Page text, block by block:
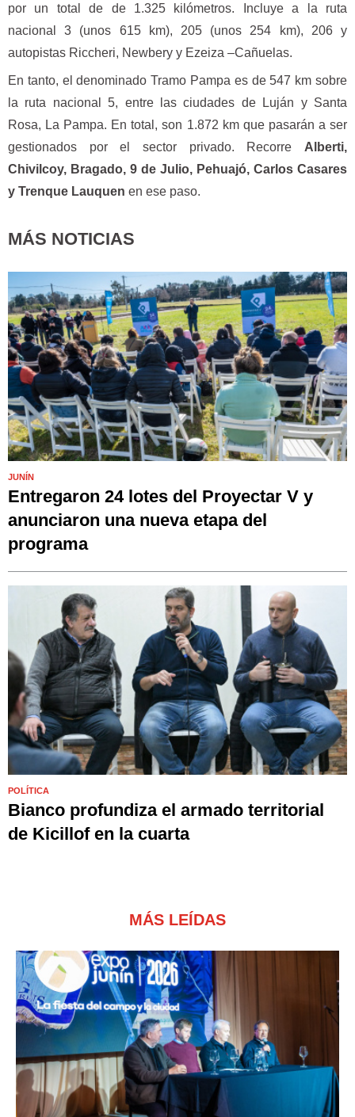
por un total de de 1.325 kilómetros. Incluye a la ruta
nacional 3 (unos 615 km), 205 (unos 254 km), 206 y
autopistas Riccheri, Newbery y Ezeiza –Cañuelas.
En tanto, el denominado Tramo Pampa es de 547 km sobre
la ruta nacional 5, entre las ciudades de Luján y Santa
Rosa, La Pampa. En total, son 1.872 km que pasarán a ser
gestionados por el sector privado. Recorre Alberti,
Chivilcoy, Bragado, 9 de Julio, Pehuajó, Carlos Casares
y Trenque Lauquen en ese paso.
MÁS NOTICIAS
JUNÍN
Entregaron 24 lotes del Proyectar V y
anunciaron una nueva etapa del
programa
POLÍTICA
Bianco profundiza el armado territorial
de Kicillof en la cuarta
MÁS LEÍDAS